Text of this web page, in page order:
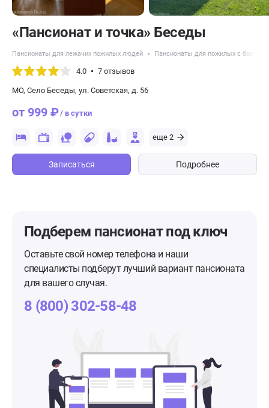
«Пансионат и точка» Беседы
Пансионаты для лежачих пожилых людей Пансионаты для пожилых с
4.0 7 отзывов
МО, Село Беседы, ул. Советская, д. 56
от 999 ₽/ в сутки
еще 2
Записаться Подробнее
Подберем пансионатпод ключ
Оставьте свой номер телефона и наши
специалисты подберут лучший вариант пансионата
для вашего случая.
8 (800) 302-58-48